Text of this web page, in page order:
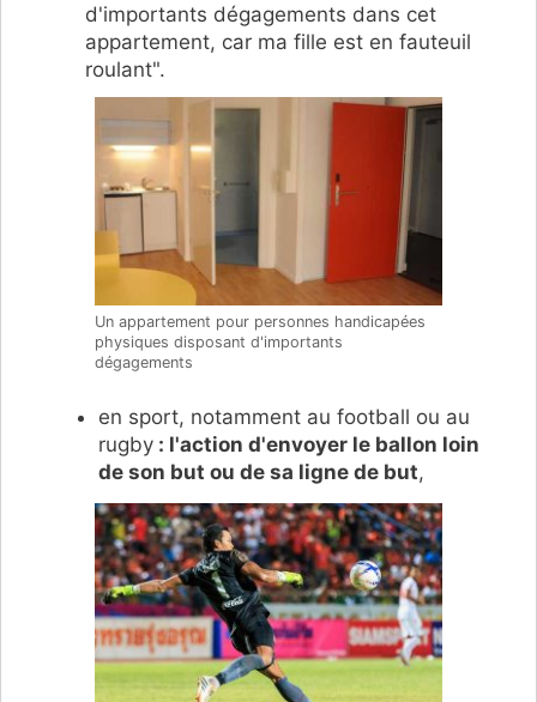
d'importants dégagements dans cet
appartement, car ma fille est en fauteuil
roulant".
Un appartement pour personnes handicapées
physiques disposant d'importants
dégagements
en sport, notamment au football ou au
rugby : l'action d'envoyer le ballon loin
de son but ou de sa ligne de but,